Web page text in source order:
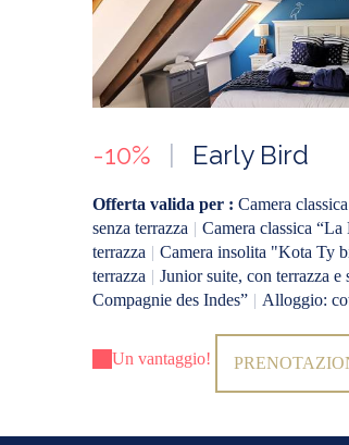
-10% Early Bird
Offerta valida per : Camera
senza terrazza | Camera classica
terrazza | Camera insolita "Kota Ty
terrazza | Junior suite, con terrazza e
Compagnie des Indes” | Alloggio:
Un vantaggio!